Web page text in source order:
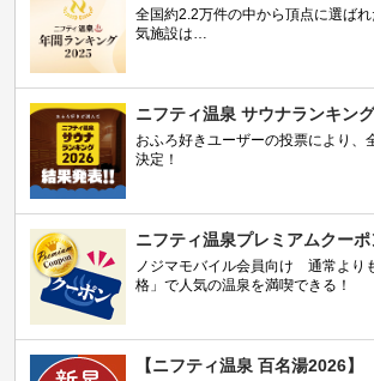
全国約2.2万件の中から頂点に選ば
気施設は…
ニフティ温泉 サウナランキン
おふろ好きユーザーの投票により、
決定！
ニフティ温泉プレミアムクーポ
ノジマモバイル会員向け 通常より
格」で人気の温泉を満喫できる！
【ニフティ温泉 百名湯2026】